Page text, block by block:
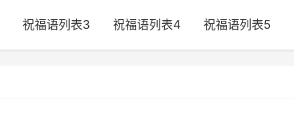
祝福语列表3 祝福语列表4 祝福语列表5